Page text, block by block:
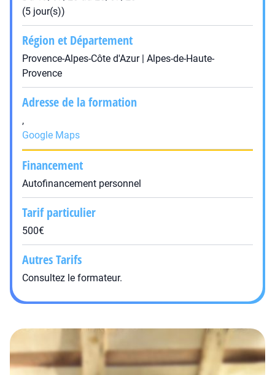
(5 jour(s))
Région et Département
Provence-Alpes-Côte d'Azur | Alpes-de-Haute-
Provence
Adresse de la formation
,
Google Maps
Financement
Autofinancement personnel
Tarif particulier
500€
Autres Tarifs
Consultez le formateur.